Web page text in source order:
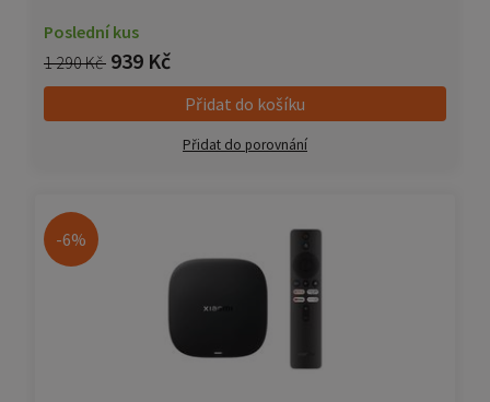
Poslední kus
1 290 Kč 939 Kč
Přidat do košíku
Přidat do porovnání
-6%